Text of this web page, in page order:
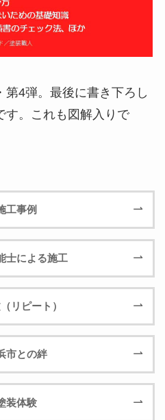
第4弾。最後に書き下ろし
す。これも図解入りで
工事例
士による施工
リピート）
市との絆
装体験